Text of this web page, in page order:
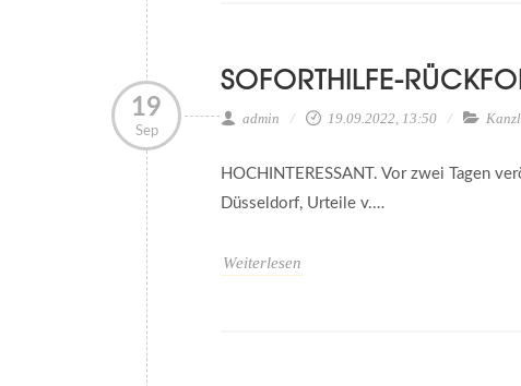
19
Sep
SOFORTHILFE-
admin 19.09.2022, 13:50
HOCHINTERESSANT. Vor zwei Tagen
Düsseldorf, Urteile v.…
Weiterlesen